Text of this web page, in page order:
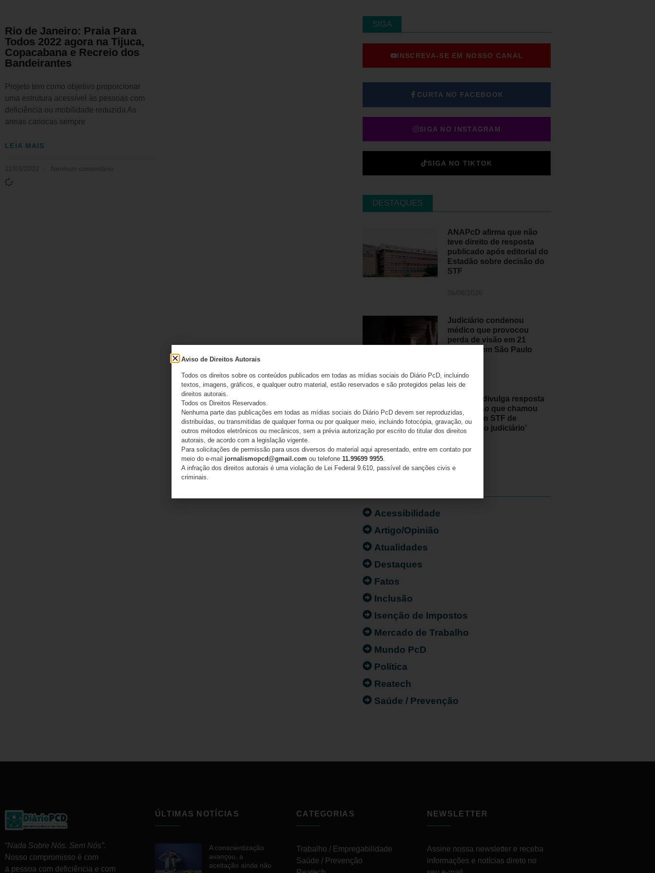
Rio de Janeiro: Praia Para
Todos 2022 agora na Tijuca,
Copacabana e Recreio dos
Bandeirantes
Projeto tem como objetivo proporcionar
uma estrutura acessível às pessoas com
deficiência ou mobilidade reduzida As
areias cariocas sempre
LEIA MAIS
SIGA
INSCREVA-SE EM NOSSO CANAL
CURTA NO FACEBOOK
SIGA NO INSTAGRAM
SIGA NO TIKTOK
DESTAQUES
ANAPcD afirma que não
teve direito de resposta
publicado após editorial do
Estadão sobre decisão do
STF
Judiciário condenou
médico que provocou
perda de visão em 21
pessoas em São Paulo
05/08/2026
ANAPcD divulga resposta
ao Estadão que chamou
decisão do STF de
‘populismo judiciário’
05/08/2026
Acessibilidade
Artigo/Opinião
Atualidades
Destaques
Fatos
Inclusão
Isenção de Impostos
Mercado de Trabalho
Mundo PcD
Política
Reatech
Saúde / Prevenção
“Nada Sobre Nós. Sem Nós”.
Nosso compromisso é com
a pessoa com deficiência e com
ÚLTIMAS NOTÍCIAS
A conscientização
avançou, a
aceitação ainda não
CATEGORIAS
Trabalho / Empregabilidade
Saúde / Prevenção
NEWSLETTER
Assine nossa newsletter e receba
informações e notícias direto no
Aviso de Direitos Autorais
Todos os direitos sobre os conteúdos publicados em todas as mídias sociais do Diário PcD, incluindo
textos, imagens, gráficos, e qualquer outro material, estão reservados e são protegidos pelas leis de
direitos autorais.
Todos os Direitos Reservados.
Nenhuma parte das publicações em todas as mídias sociais do Diário PcD devem ser reproduzidas,
distribuídas, ou transmitidas de qualquer forma ou por qualquer meio, incluindo fotocópia, gravação, ou
outros métodos eletrônicos ou mecânicos, sem a prévia autorização por escrito do titular dos direitos
autorais, de acordo com a legislação vigente.
Para solicitações de permissão para usos diversos do material aqui apresentado, entre em contato por
meio do e-mail jornalismopcd@gmail.com ou telefone 11.99699 9955.
A infração dos direitos autorais é uma violação de Lei Federal 9.610, passível de sanções civis e
criminais.